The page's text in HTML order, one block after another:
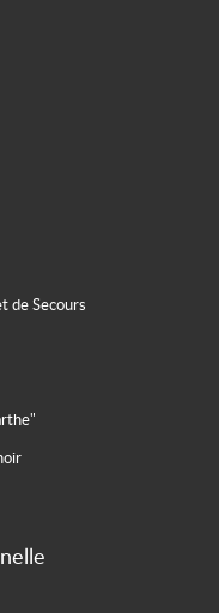
de Secours